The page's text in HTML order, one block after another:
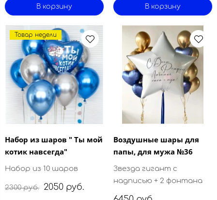
В корзину В корзину
Товар недели
Набор из шаров " Ты мой
котик навсегда"
Набор из 10 шаров
2300 руб. 2050 руб.
Воздушные шары для
папы, для мужа №36
Звезда гигант с
надписью + 2 фонтана